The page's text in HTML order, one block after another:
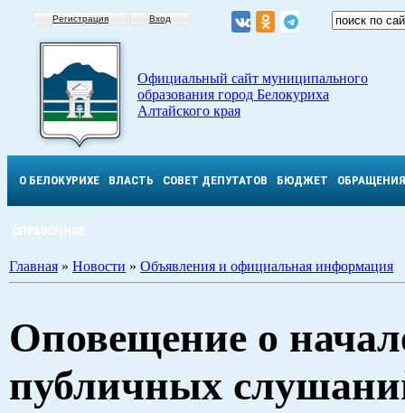
Регистрация Вход
Официальный сайт муниципального
образования город Белокуриха
Алтайского края
О БЕЛОКУРИХЕ ВЛАСТЬ СОВЕТ ДЕПУТАТОВ БЮДЖЕТ ОБРАЩЕНИЯ
СПРАВОЧНОЕ
Главная » Новости » Объявления и официальная информация
Оповещение о
публичных